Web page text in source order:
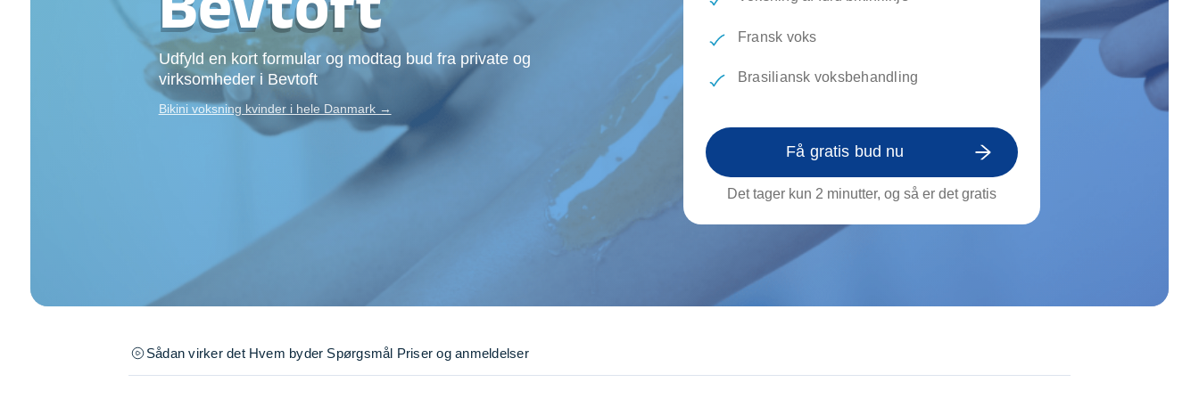
Opsætning af skillevæg
Tømrer
Transport af genstande
Tunge løft
TV installation og opsætning
Underholdning
VVS
Se alle...
Udfyld en kort formular og modtag bud fra private og
virksomheder i Bevtoft
Bikini voksning kvinder i hele Danmark →
Fransk voks
Brasiliansk voksbehandling
Få gratis bud nu
Det tager kun 2 minutter, og så er det gratis
Sådan virker det Hvem byder Spørgsmål Priser og anmeldelser